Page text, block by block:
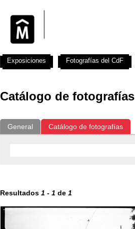
Catálogo de fotografías
General Catálogo de fotografías
Resultados 1 - 1 de 1
Exposiciones Fotografías del CdF